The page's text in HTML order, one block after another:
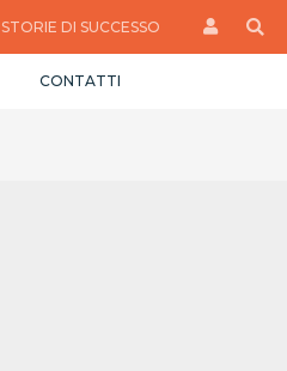
STORIE DI SUCCESSO
CONTATTI